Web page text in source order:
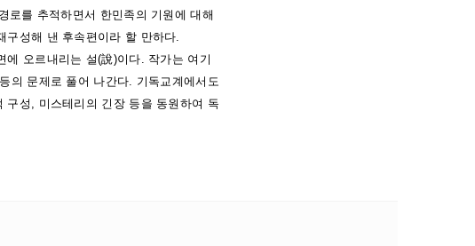
로를 추적하면서 한민족의 기원에 대해
구성해 낸 후속편이라 할 만하다.
오르내리는 설(說)이다. 작가는 여기
의 문제로 풀어 나간다. 기독교계에서도
구성, 미스테리의 긴장 등을 동원하여 독